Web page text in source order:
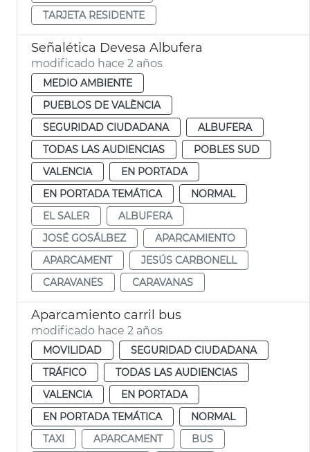
TARJETA RESIDENTE
Señalética Devesa Albufera
modificado hace 2 años
MEDIO AMBIENTE
PUEBLOS DE VALÈNCIA
SEGURIDAD CIUDADANA
ALBUFERA
TODAS LAS AUDIENCIAS
POBLES SUD
VALENCIA
EN PORTADA
EN PORTADA TEMÁTICA
NORMAL
EL SALER
ALBUFERA
JOSÉ GOSÁLBEZ
APARCAMIENTO
APARCAMENT
JESÚS CARBONELL
CARAVANES
CARAVANAS
Aparcamiento carril bus
modificado hace 2 años
MOVILIDAD
SEGURIDAD CIUDADANA
TRÁFICO
TODAS LAS AUDIENCIAS
VALENCIA
EN PORTADA
EN PORTADA TEMÁTICA
NORMAL
TAXI
APARCAMENT
BUS